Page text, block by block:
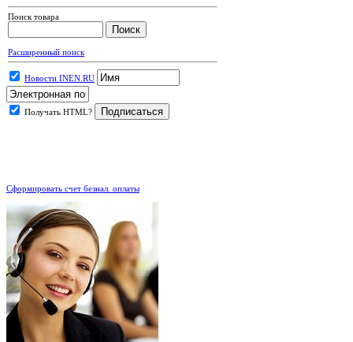
Поиск товара
Расширенный поиск
Новости INEN.RU
Получать HTML?
Сформировать счет безнал. оплаты